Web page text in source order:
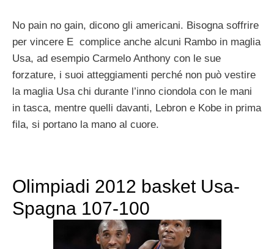
No pain no gain, dicono gli americani. Bisogna soffrire
per vincere E complice anche alcuni Rambo in maglia
Usa, ad esempio Carmelo Anthony con le sue
forzature, i suoi atteggiamenti perché non può vestire
la maglia Usa chi durante l’inno ciondola con le mani
in tasca, mentre quelli davanti, Lebron e Kobe in prima
fila, si portano la mano al cuore.
Olimpiadi 2012 basket Usa-
Spagna 107-100